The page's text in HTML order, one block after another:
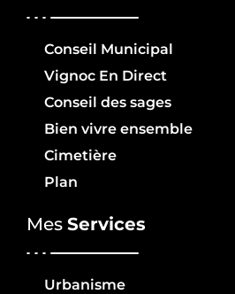
Conseil Municipal
Vignoc En Direct
Conseil des sages
Bien vivre ensemble
Cimetière
Plan
Mes Services
Urbanisme